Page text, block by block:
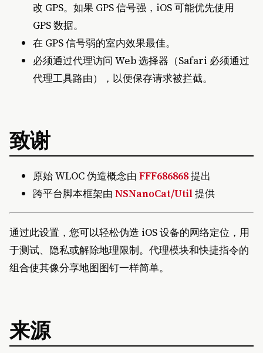
改 GPS。如果 GPS 信号强，iOS 可能优先使用
GPS 数据。
在 GPS 信号弱的室内效果最佳。
必须通过代理访问 Web 选择器（Safari 必须通过
代理工具路由），以便保存请求被拦截。
致谢
原始 WLOC 伪造概念由 FFF686868提出
跨平台脚本框架由 NSNanoCat/Util提供
通过此设置，您可以轻松伪造 iOS 设备的网络定位，用
于测试、隐私或解除地理限制。代理模块和快捷指令的
组合使其像分享地图图钉一样简单。
来源